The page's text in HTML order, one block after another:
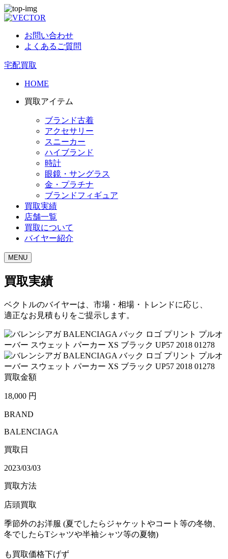
お問い合わせ
よくあるご質問
宅配買取
HOME
買取アイテム
ブランド古着
アクセサリー
スニーカー
ハイブランド
時計
眼鏡・サングラス
金・プラチナ
ブランドフィギュア
買取実績
店舗一覧
買取について
バイヤー紹介
MENU
買取実績
ベクトルのバイヤーは、市場・相場・トレンドに応じ、
適正なお見積もりをご提示します。
買取金額
18,000 円
BRAND
BALENCIAGA
買取日
2023/03/03
買取方法
店頭買取
季節外のお洋服 (夏でしたらジャケットやコート等の冬物、
冬でしたらTシャツや半袖シャツ等の夏物)
も買取価格下げず